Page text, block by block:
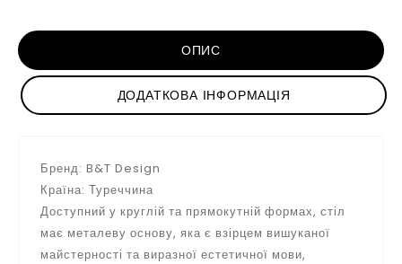
ОПИС
ДОДАТКОВА ІНФОРМАЦІЯ
Бренд: B&T Design
Країна: Туреччина
Доступний у круглій та прямокутній формах, стіл
має металеву основу, яка є взірцем вишуканої
майстерності та виразної естетичної мови,